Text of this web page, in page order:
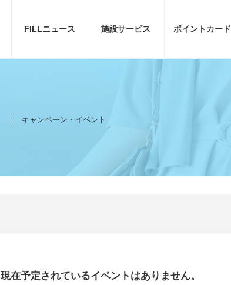
FILLニュース 施設サービス ポイントカード
キャンペーン・イベント
現在予定されているイベントはありません。